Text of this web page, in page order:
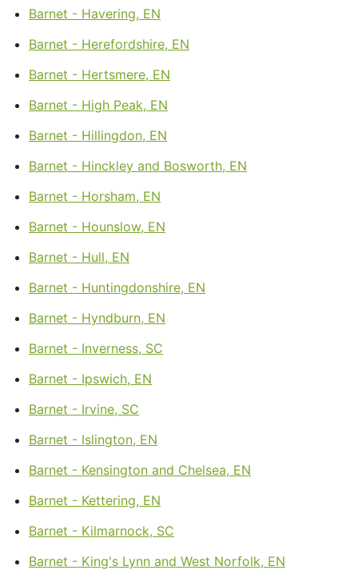
Barnet - Havering, EN
Barnet - Herefordshire, EN
Barnet - Hertsmere, EN
Barnet - High Peak, EN
Barnet - Hillingdon, EN
Barnet - Hinckley and Bosworth, EN
Barnet - Horsham, EN
Barnet - Hounslow, EN
Barnet - Hull, EN
Barnet - Huntingdonshire, EN
Barnet - Hyndburn, EN
Barnet - Inverness, SC
Barnet - Ipswich, EN
Barnet - Irvine, SC
Barnet - Islington, EN
Barnet - Kensington and Chelsea, EN
Barnet - Kettering, EN
Barnet - Kilmarnock, SC
Barnet - King's Lynn and West Norfolk, EN